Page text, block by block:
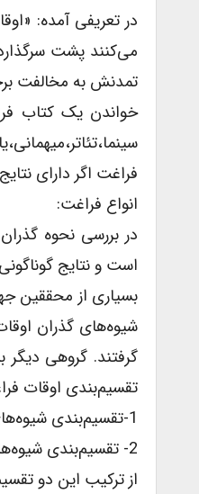
در تعریفی آمده:
می‌کنند پشت سرگذارد
تمدنش به مخالفت
خواندن یک کتاب
فراغت اگر دارای
انواع فراغت:
در بررسی نحوه
است و نتایج
بسیاری از محققین
شیوه‌های گذران
گرفتند. گروهی دیگر
تقسیم‌بندی اوقات
1-تقسیم‌بندی شیوه‌های گذران اوقات فراغت براساس جمعی و فردی
2- تقسیم‌بندی شیوه‌های گذران اوقات فراغت براساس فعال و غیرفعال
از ترکیب این دو